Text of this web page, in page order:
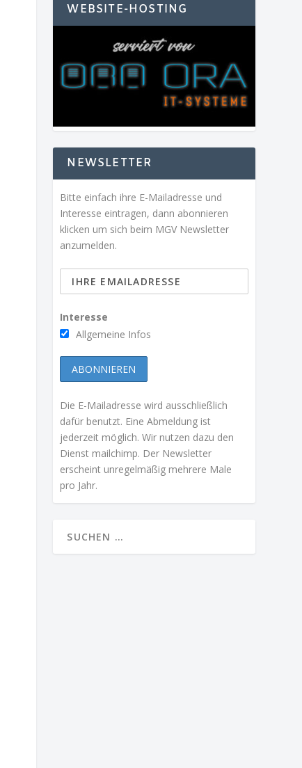
WEBSITE-HOSTING
NEWSLETTER
Bitte einfach ihre E-Mailadresse und
Interesse eintragen, dann abonnieren
klicken um sich beim MGV Newsletter
anzumelden.
Interesse
Allgemeine Infos
Die E-Mailadresse wird ausschließlich
dafür benutzt. Eine Abmeldung ist
jederzeit möglich. Wir nutzen dazu den
Dienst mailchimp. Der Newsletter
erscheint unregelmäßig mehrere Male
pro Jahr.